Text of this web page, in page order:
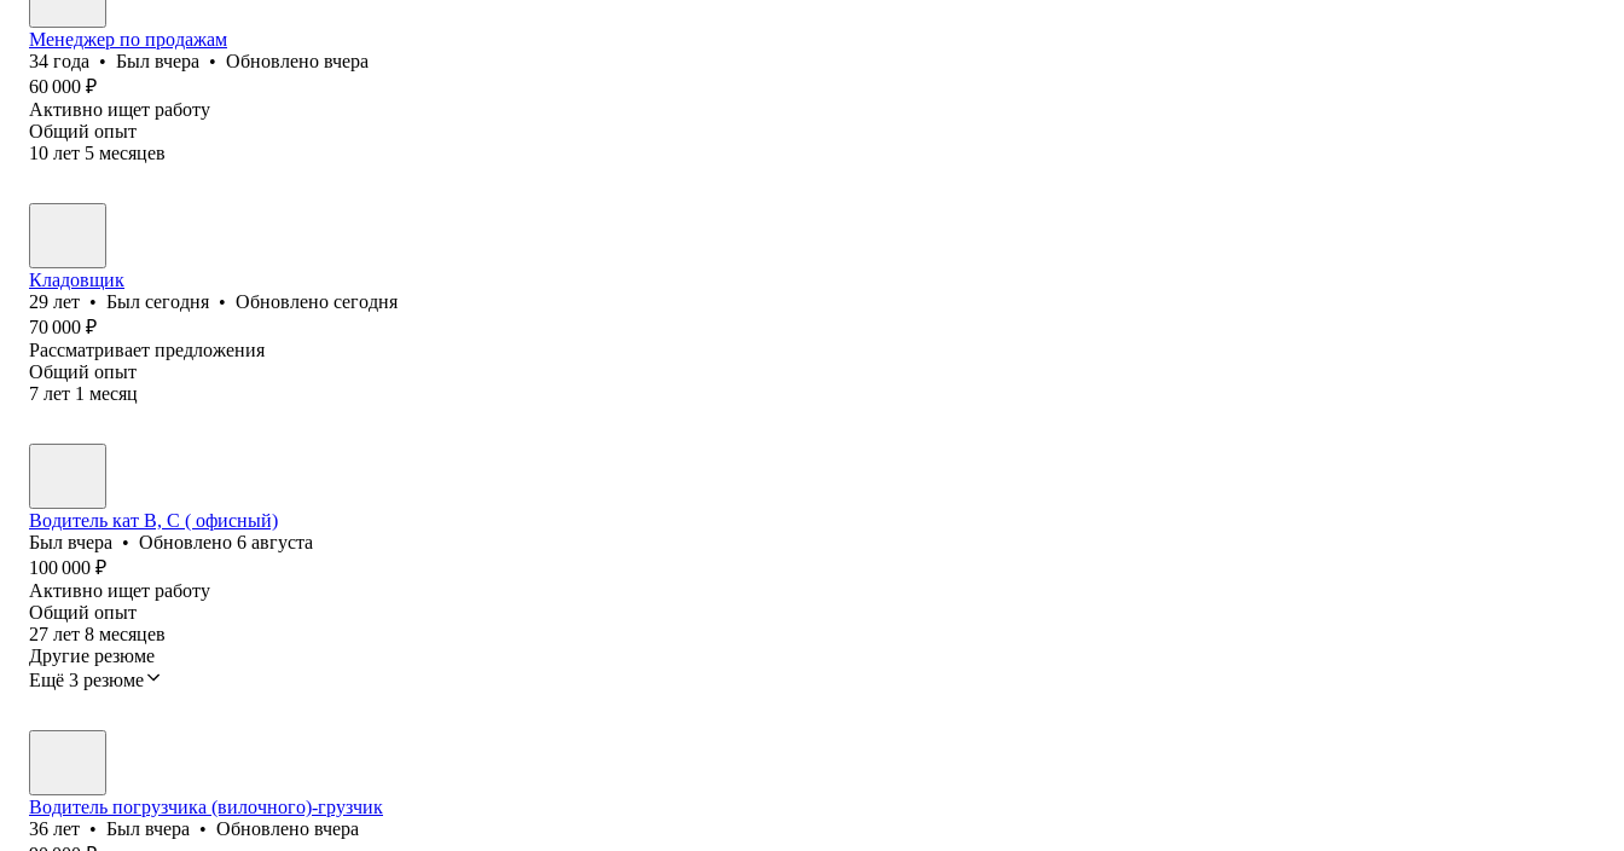
Менеджер по продажам
34 года • Был вчера • Обновлено вчера
60 000 ₽
Активно ищет работу
Общий опыт
10 лет 5 месяцев
Кладовщик
29 лет • Был сегодня • Обновлено сегодня
70 000 ₽
Рассматривает предложения
Общий опыт
7 лет 1 месяц
Водитель кат В, С ( офисный)
Был вчера • Обновлено 6 августа
100 000 ₽
Активно ищет работу
Общий опыт
27 лет 8 месяцев
Другие резюме
Ещё 3 резюме
Водитель погрузчика (вилочного)-грузчик
36 лет • Был вчера • Обновлено вчера